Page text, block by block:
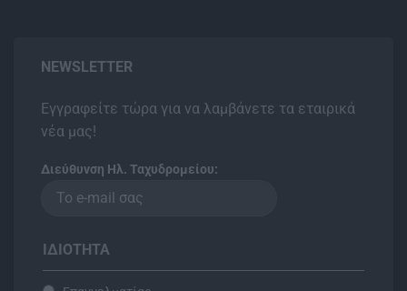
NEWSLETTER
Εγγραφείτε τώρα για να λαμβάνετε τα εταιρικά
νέα μας!
Διεύθυνση Ηλ. Ταχυδρομείου:
ΙΔΙΌΤΗΤΑ